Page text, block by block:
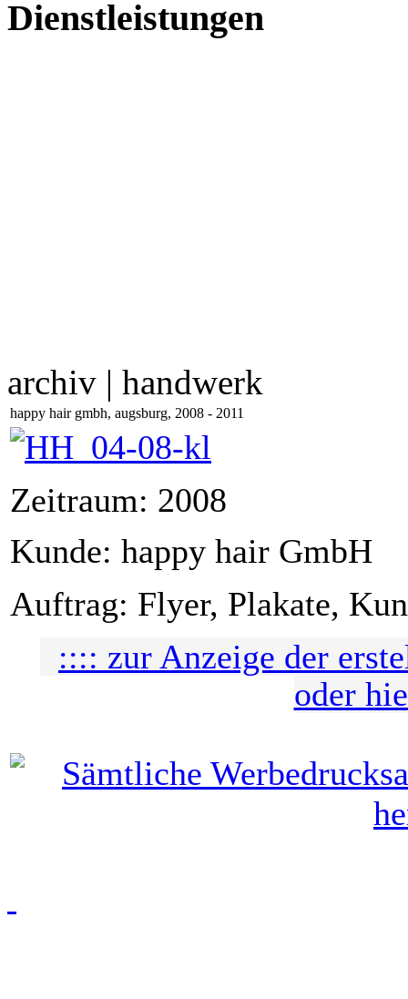
Dienstleistungen
archiv | handwerk
happy hair gmbh, augsburg, 2008 - 2011
Zeitraum: 2008
Kunde: happy hair GmbH
Auftrag: Flyer, Plakate,
:::: zur Anzeige der
oder